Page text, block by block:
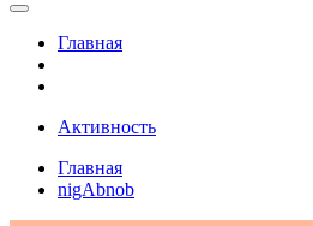
Главная
Активность
Главная
nigAbnob